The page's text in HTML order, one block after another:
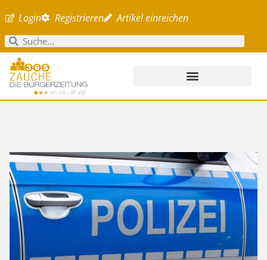
Login Registrieren Artikel einreichen